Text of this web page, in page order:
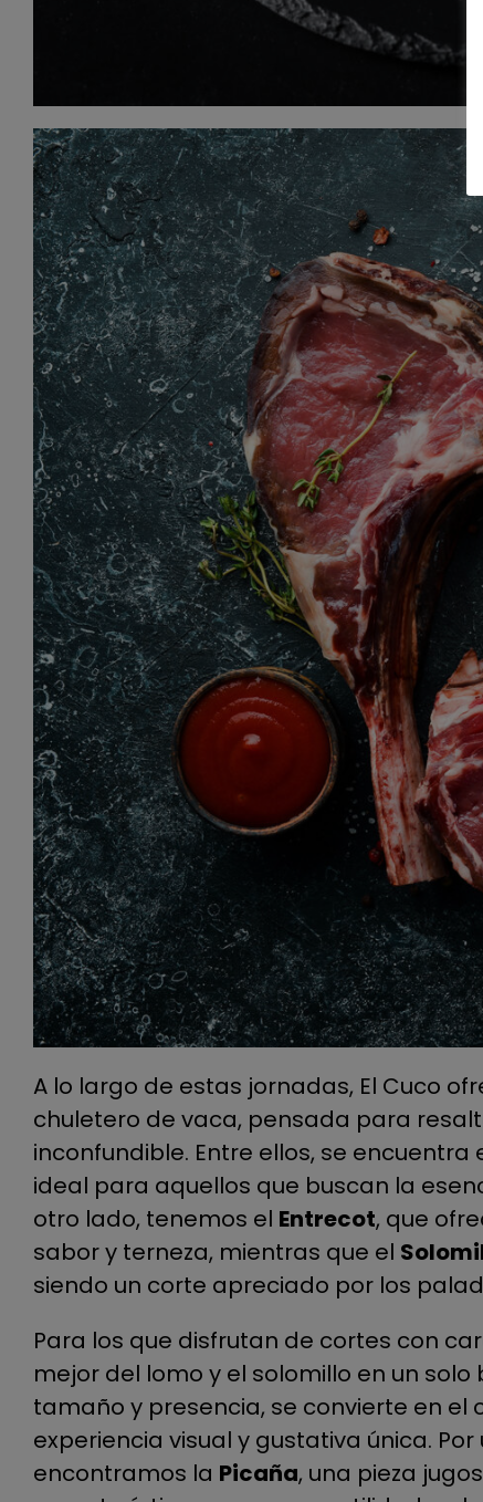
A lo largo de estas jornadas, El Cuco
chuletero de vaca, pensada para
inconfundible. Entre ellos, se encuentra
ideal para aquellos que buscan la
otro lado, tenemos el Entrecot, que
sabor y terneza, mientras que el
siendo un corte apreciado por los
Para los que disfrutan de cortes con
mejor del lomo y el solomillo en un solo
tamaño y presencia, se convierte en
experiencia visual y gustativa única.
encontramos la Picaña, una pieza